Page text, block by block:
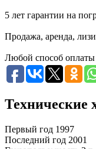
5 лет гарантии на
Продажа, аренда,
Любой способ оплаты
Технические
Первый год 1997
Последний год 2001